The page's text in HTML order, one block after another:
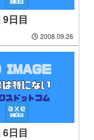
日目
2008.09.26
日目